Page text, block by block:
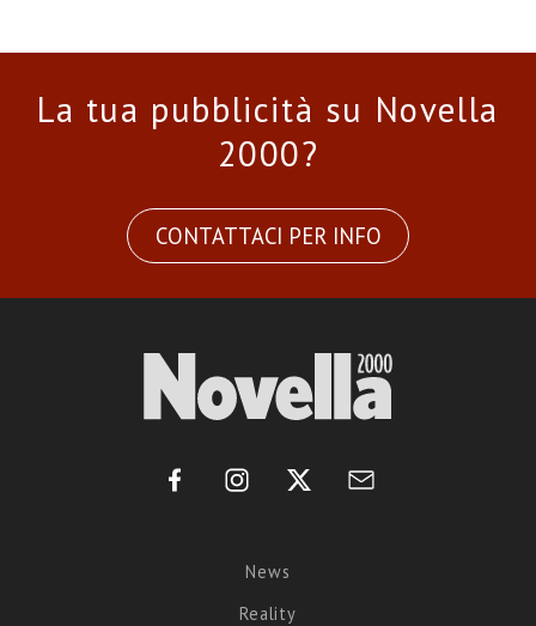
La tua pubblicità su Novella
2000?
CONTATTACI PER INFO
News
Reality